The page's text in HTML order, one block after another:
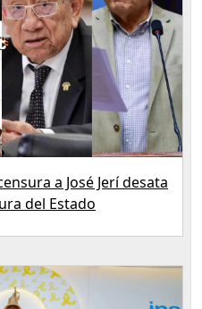
a José Jerí desata
del Estado